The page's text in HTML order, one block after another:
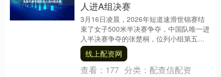
人进A组决赛
3月16日凌晨，2026年短道速滑世锦赛结
束了女子500米半决赛争夺，中国队唯一进
入半决赛争夺的张楚桐，位列小组第五，
最终进入B组决赛。 至此，中国选手在本届
世....
线上配资网
查看： 177 分类： 配查信配资